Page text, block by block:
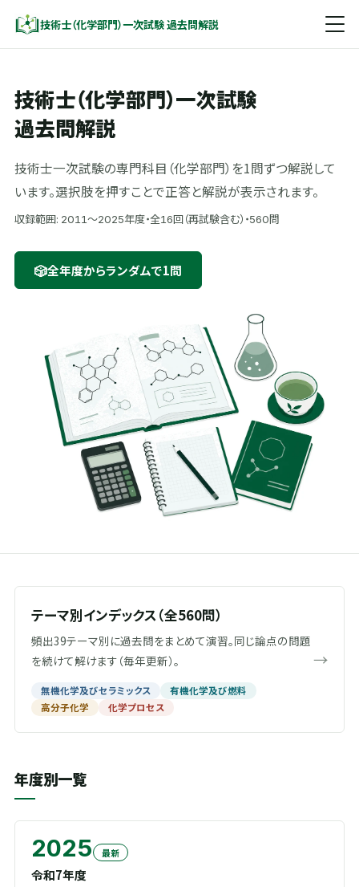
技術士（化学部門）一次試験 過去問解説
技術士（化学部門）一次試験
過去問解説
技術士一次試験の専門科目（化学部門）を1問ずつ解説して
います。選択肢を押すことで正答と解説が表示されます。
収録範囲: 2011〜2025年度・全16回（再試験含む）・560問
🎲全年度からランダムで1問
テーマ別インデックス（全560問）
頻出39テーマ別に過去問をまとめて演習。同じ論点の問題
を続けて解けます（毎年更新）。
無機化学及びセラミックス
有機化学及び燃料
高分子化学
化学プロセス
→
年度別一覧
2025 最新
令和7年度